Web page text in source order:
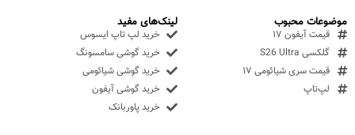
موضوعات محبوب
قیمت آیفون ۱۷
گلکسی S26 Ultra
قیمت سری شیائومی ۱۷
لپ‌تاپ
لینک‌های مفید
خرید لپ تاپ ایسوس
خرید گوشی سامسونگ
خرید گوشی شیائومی
خرید گوشی آیفون
خرید پاوربانک